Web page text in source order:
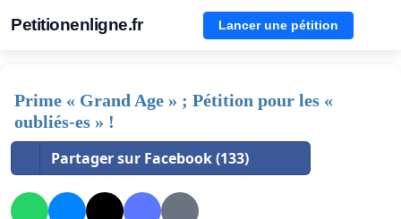
Petitionenligne.fr Lancer une pétition
Prime « Grand Age » ; Pétition pour les «
oubliés-es » !
Partager sur Facebook (133)